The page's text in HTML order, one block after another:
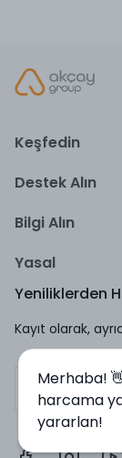
Keşfedin
Destek Alın
Bilgi Alın
Yasal
Yeniliklerden
Kayıt olarak,
Merhaba!
harcama
yararlan!